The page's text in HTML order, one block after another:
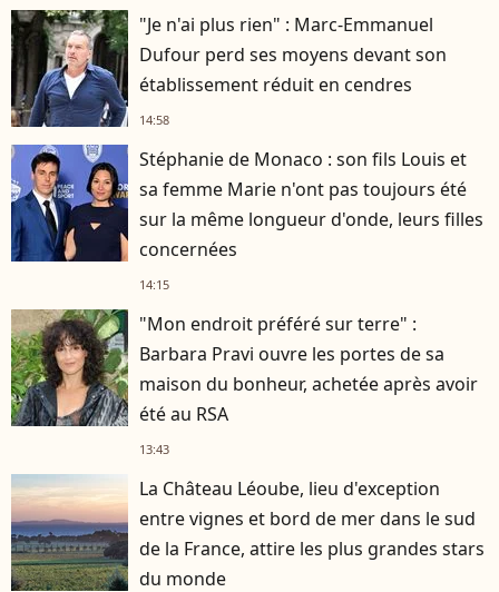
"Je n'ai plus rien" : Marc-Emmanuel
Dufour perd ses moyens devant son
établissement réduit en cendres
14:58
Stéphanie de Monaco : son fils Louis et
sa femme Marie n'ont pas toujours été
sur la même longueur d'onde, leurs filles
concernées
14:15
"Mon endroit préféré sur terre" :
Barbara Pravi ouvre les portes de sa
maison du bonheur, achetée après avoir
été au RSA
13:43
La Château Léoube, lieu d'exception
entre vignes et bord de mer dans le sud
de la France, attire les plus grandes stars
du monde